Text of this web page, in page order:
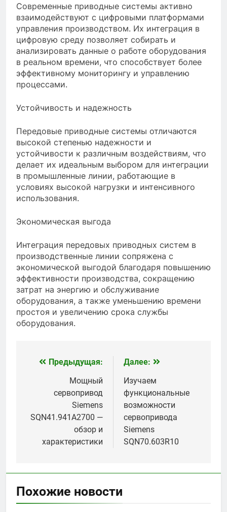
Современные приводные системы активно
взаимодействуют с цифровыми платформами
управления производством. Их интеграция в
цифровую среду позволяет собирать и
анализировать данные о работе оборудования
в реальном времени, что способствует более
эффективному мониторингу и управлению
процессами.
Устойчивость и надежность
Передовые приводные системы отличаются
высокой степенью надежности и
устойчивости к различным воздействиям, что
делает их идеальным выбором для интеграции
в промышленные линии, работающие в
условиях высокой нагрузки и интенсивного
использования.
Экономическая выгода
Интеграция передовых приводных систем в
производственные линии сопряжена с
экономической выгодой благодаря повышению
эффективности производства, сокращению
затрат на энергию и обслуживание
оборудования, а также уменьшению времени
простоя и увеличению срока службы
оборудования.
Навигация
записям
Предыдущая:
Мощный
сервопривод
Siemens
SQN41.941A2700 —
обзор и
характеристики
Далее:
Изучаем
функциональные
возможности
сервопривода
Siemens
SQN70.603R10
Похожие новости